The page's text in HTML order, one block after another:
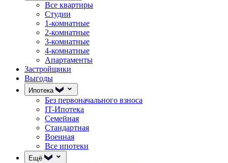
Все квартиры
Студии
1-комнатные
2-комнатные
3-комнатные
4-комнатные
Апартаменты
Застройщики
Выгоды
Ипотека
Без первоначального взноса
IT-Ипотека
Семейная
Стандартная
Военная
Все ипотеки
Ещё